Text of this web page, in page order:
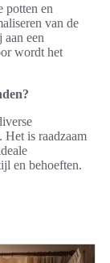
potten en
van de
een
wordt het
Het is raadzaam
en behoeften.